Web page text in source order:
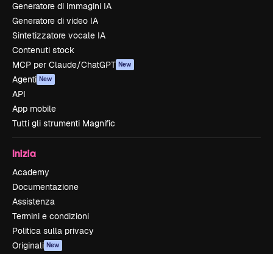
Generatore di immagini IA
Generatore di video IA
Sintetizzatore vocale IA
Contenuti stock
MCP per Claude/ChatGPT New
Agenti New
API
App mobile
Tutti gli strumenti Magnific
Inizia
Academy
Documentazione
Assistenza
Termini e condizioni
Politica sulla privacy
Originali New